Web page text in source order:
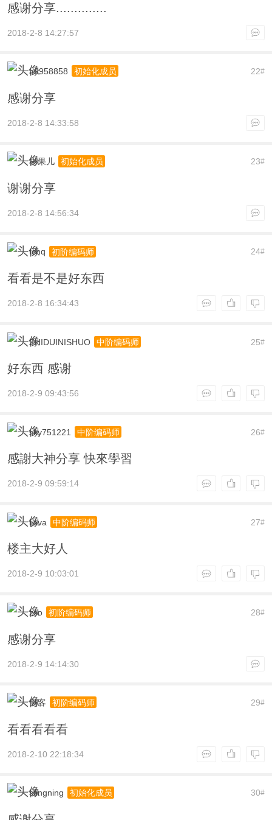
感谢分享..............
2018-2-8 14:27:57
22#
a6958858 初始化成员
感谢分享
2018-2-8 14:33:58
23#
彬果儿 初始化成员
谢谢分享
2018-2-8 14:56:34
24#
tchq 初阶编码师
看看是不是好东西
2018-2-8 16:34:43
25#
ZHIDUINISHUO 中阶编码师
好东西 感谢
2018-2-9 09:43:56
26#
sky751221 中阶编码师
感謝大神分享 快來學習
2018-2-9 09:59:14
27#
ijava 中阶编码师
楼主大好人
2018-2-9 10:03:01
28#
zso 初阶编码师
感谢分享
2018-2-9 14:14:30
29#
剑客 初阶编码师
看看看看看
2018-2-10 22:18:34
30#
stingning 初始化成员